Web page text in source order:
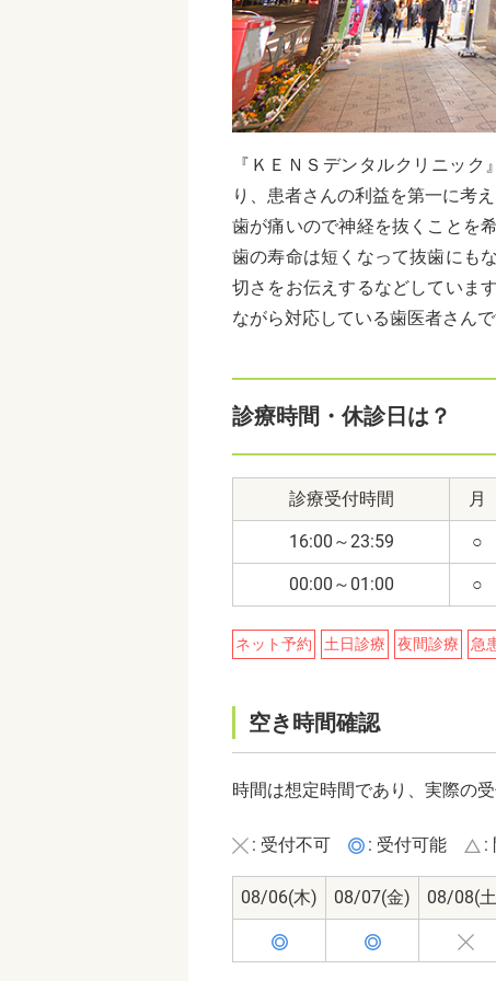
『ＫＥＮＳデンタルクリニッ
り、 患者さんの利益を第一に考
歯が痛いので神経を抜くことを
歯の寿命は短くなって抜歯にも
切さをお伝えするなどしていま
ながら対応している歯医者さんで
診療時間・休診日は？
診療受付時間 月
16:00～23:59 ○
00:00～01:00 ○
ネット予約 土日診療 夜間診療 急
空き時間確認
時間は想定時間であり、実際の
: 受付不可 : 受付可能 :
08/06(木) 08/07(金) 08/08(